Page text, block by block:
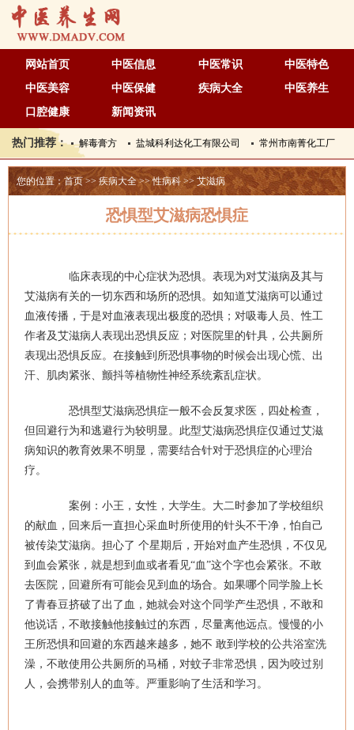
网站首页 中医信息 中医常识
中医特色
中医美容
中医保健 疾病大全
中医养生
口腔健康
新闻资讯
热门推荐： 解毒膏方 盐城科利达化工有限公司 常州市南菁化工厂
您的位置：首页>> 疾病大全>>性病科 >> 艾滋病
恐惧型艾滋病恐惧症
临床表现的中心症状为恐惧。表现为对艾滋病及其与
艾滋病有关的一切东西和场所的恐惧。如知道艾滋病可以通过
血液传播，于是对血液表现出极度的恐惧；对吸毒人员、性工
作者及艾滋病人表现出恐惧反应；对医院里的针具，公共厕所
表现出恐惧反应。在接触到所恐惧事物的时候会出现心慌、出
汗、肌肉紧张、颤抖等植物性神经系统紊乱症状。
恐惧型艾滋病恐惧症一般不会反复求医，四处检查，
但回避行为和逃避行为较明显。此型艾滋病恐惧症仅通过艾滋
病知识的教育效果不明显，需要结合针对于恐惧症的心理治
疗。
案例：小王，女性，大学生。大二时参加了学校组织
的献血，回来后一直担心采血时所使用的针头不干净，怕自己
被传染艾滋病。担心了 个星期后，开始对血产生恐惧，不仅见
到血会紧张，就是想到血或者看见“血”这个字也会紧张。不敢
去医院，回避所有可能会见到血的场合。如果哪个同学脸上长
了青春豆挤破了出了血，她就会对这个同学产生恐惧，不敢和
他说话，不敢接触他接触过的东西，尽量离他远点。慢慢的小
王所恐惧和回避的东西越来越多，她不 敢到学校的公共浴室洗
澡，不敢使用公共厕所的马桶，对蚊子非常恐惧，因为咬过别
人，会携带别人的血等。严重影响了生活和学习。